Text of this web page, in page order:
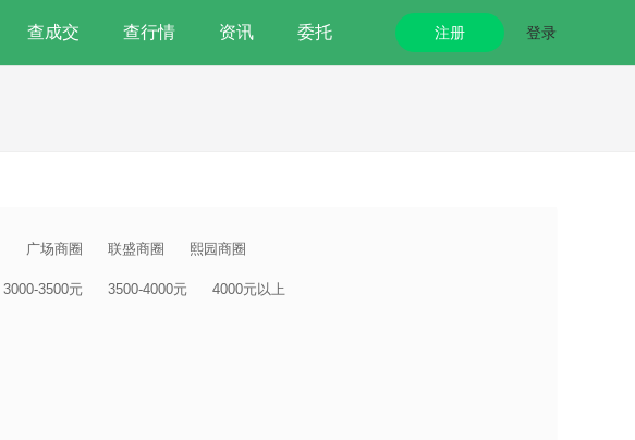
查成交 查行情 资讯 委托 注册 登录
广场商圈 联盛商圈 熙园商圈
3000-3500元 3500-4000元 4000元以上